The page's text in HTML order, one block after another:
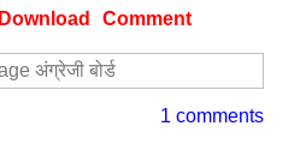
Download Comment
1 comments